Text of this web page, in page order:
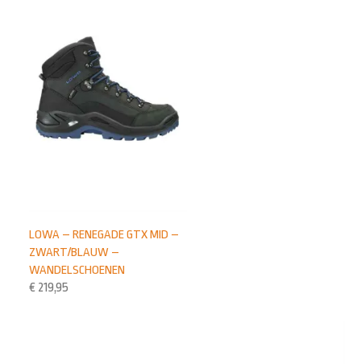
LOWA – RENEGADE GTX MID –
ZWART/BLAUW –
WANDELSCHOENEN
€ 219,95